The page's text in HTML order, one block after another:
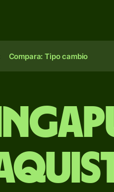
Compara: Tipo cambio